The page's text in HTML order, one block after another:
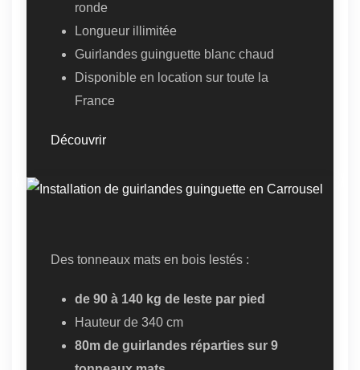
ronde
Longueur illimitée
Guirlandes guinguette blanc chaud
Disponible en location sur toute la
France
Découvrir
Des tonneaux mats en bois lestés :
de 90 à 140 kg de leste par pied
Hauteur de 340 cm
80m de guirlandes réparties sur 9